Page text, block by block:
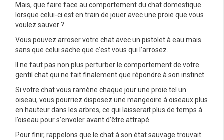
Mais, que faire face au comportement du chat domestique
lorsque celui-ci est en train de jouer avec une proie que vous
voulez sauver ?
Vous pouvez arroser votre chat avec un pistolet à eau mais
sans que celui sache que c’est vous qui l’arrosez.
Il ne faut pas non plus perturber le comportement de votre
gentil chat qui ne fait finalement que répondre à son instinct.
Si votre chat vous ramène chaque jour une proie tel un
oiseau, vous pourriez disposez une mangeoire à oiseaux plus
en hauteur dans les arbres, ce qui laisserait plus de temps à
l’oiseau pour s’envoler avant d’être attrapé.
Pour finir, rappelons que le chat à son état sauvage trouvait